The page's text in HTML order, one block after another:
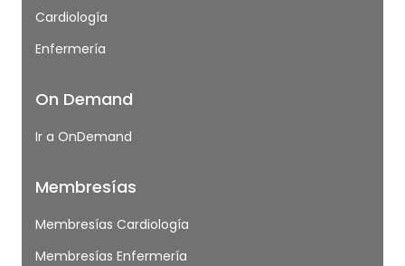
Cardiología
Enfermería
On Demand
Ir a OnDemand
Membresías
Membresías Cardiología
Membresías Enfermería